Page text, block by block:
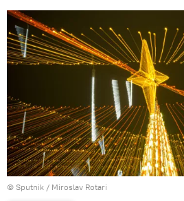
© Sputnik / Miroslav Rotari